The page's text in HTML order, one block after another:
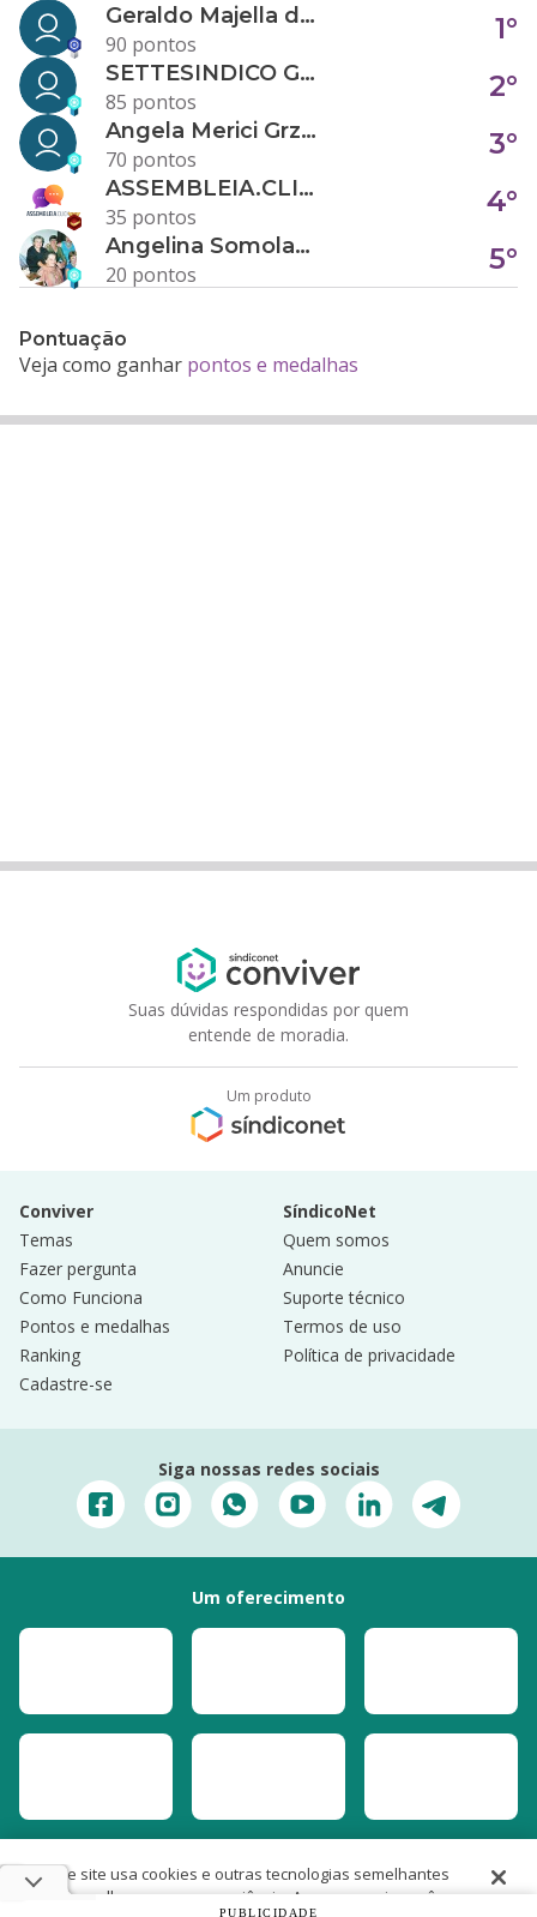
Geraldo Majella da Silva
90 pontos
1°
SETTESINDICO GOVERNANÇA CONDOMINIAL
85 pontos
2°
Angela Merici Grzybowski
70 pontos
3°
ASSEMBLEIA.CLICK
35 pontos
4°
Angelina Somolanji R. Oliveira
20 pontos
5°
Pontuação
Veja como ganhar pontos e medalhas
Suas dúvidas respondidas por quem
entende de moradia.
Um produto
Conviver
Temas
Fazer pergunta
Como Funciona
Pontos e medalhas
Ranking
Cadastre-se
SíndicoNet
Quem somos
Anuncie
Suporte técnico
Termos de uso
Política de privacidade
Siga nossas redes sociais
Um oferecimento
Este site usa cookies e outras tecnologias semelhantes
para melhorar a sua experiência. Ao prosseguir, você
PUBLICIDADE